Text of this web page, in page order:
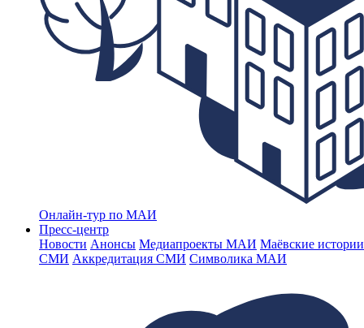
Онлайн-тур по МАИ
Пресс-центр
Новости Анонсы Медиапроекты МАИ Маёвские
СМИ Аккредитация СМИ Символика МАИ